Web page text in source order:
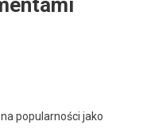
popularności jako